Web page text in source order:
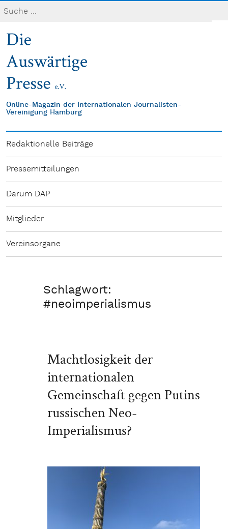
Online-Magazin der Internationalen Journalisten-
Vereinigung Hamburg
Redaktionelle Beiträge
Pressemitteilungen
Darum DAP
Mitglieder
Vereinsorgane
Schlagwort:
#neoimperialismus
Machtlosigkeit der
internationalen
Gemeinschaft gegen Putins
russischen Neo-
Imperialismus?